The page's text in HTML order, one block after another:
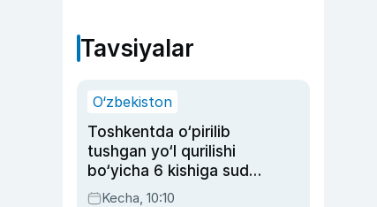
Tavsiyalar
O‘zbekiston
Toshkentda o‘pirilib
tushgan yo‘l qurilishi
bo‘yicha 6 kishiga sud
hukmi o‘qildi
Kecha, 10:10